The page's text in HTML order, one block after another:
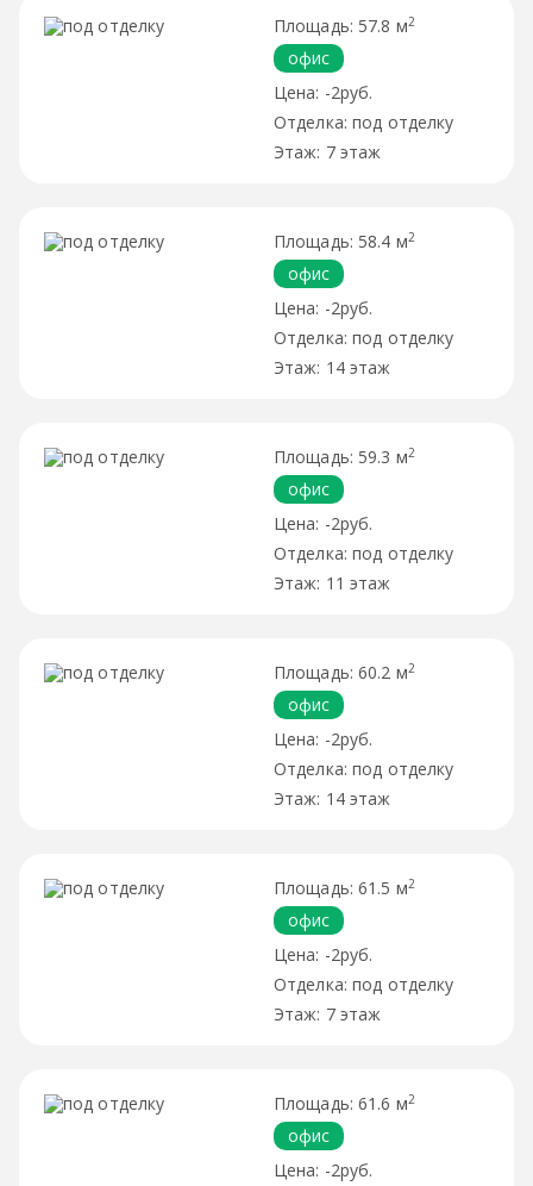
57.8 м2
офис
-2руб.
под отделку
7 этаж
58.4 м2
офис
-2руб.
под отделку
14 этаж
59.3 м2
офис
-2руб.
под отделку
11 этаж
60.2 м2
офис
-2руб.
под отделку
14 этаж
61.5 м2
офис
-2руб.
под отделку
7 этаж
61.6 м2
офис
-2руб.